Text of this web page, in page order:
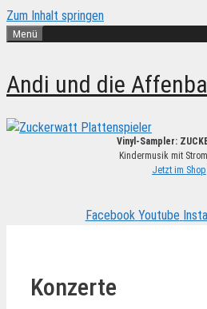
Zum Inhalt springen
Menü
Andi und die
Vinyl-Sampler:
Kindermusik mit
Jetzt im Shop
Facebook Youtube
Konzerte